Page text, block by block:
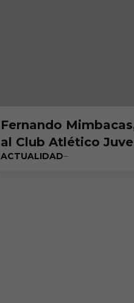
Fernando
al Club Atlético
ACTUALIDAD